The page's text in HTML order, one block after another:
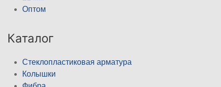
Оптом
Каталог
Стеклопластиковая арматура
Колышки